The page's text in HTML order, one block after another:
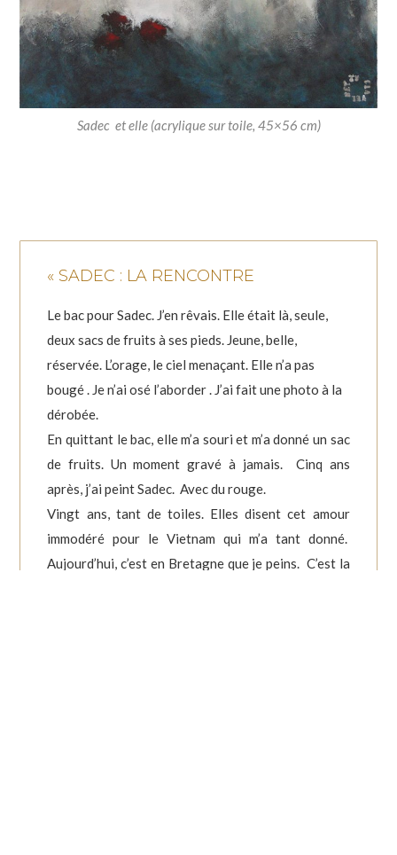
Sadec et elle (acrylique sur toile, 45×56 cm)
« SADEC : LA RENCONTRE
Le bac pour Sadec. J’en rêvais. Elle était là, seule,
deux sacs de fruits à ses pieds. Jeune, belle,
réservée. L’orage, le ciel menaçant. Elle n’a pas
bougé . Je n’ai osé l’aborder . J’ai fait une photo à la
dérobée.
En quittant le bac, elle m’a souri et m’a donné un sac
de fruits. Un moment gravé à jamais. Cinq ans
après, j’ai peint Sadec. Avec du rouge.
Vingt ans, tant de toiles. Elles disent cet amour
immodéré pour le Vietnam qui m’a tant donné.
Aujourd’hui, c’est en Bretagne que je peins. C’est la